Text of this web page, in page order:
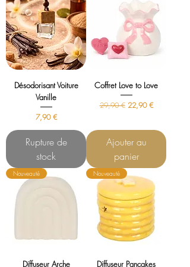
Désodorisant Voiture
Vanille
Prix
7,90 €
Rupture de
stock
Coffret Love to Love
Prix original
29,90 € Prix promotionnel
22,90 €
Ajouter au
panier
Nouveauté
Diffuseur Arche
Nouveauté
Diffuseur Pancakes